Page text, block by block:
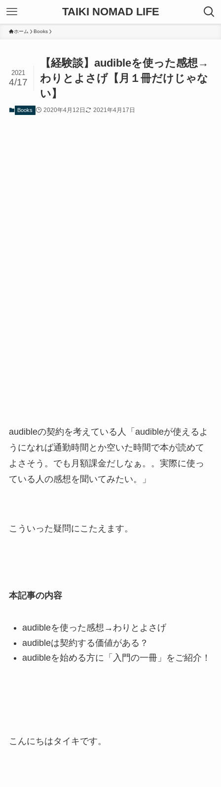
TAIKI NOMAD LIFE
ホーム Books
【経験談】audibleを使った感想→
わりとよさげ【月１冊だけじゃな
い】
2021
4/17
Books 2020年4月12日 2021年4月17日
audibleの契約を考えている人 「 audibleが使えるよ
うになれば通勤時間とか空いた時間で本が読めて
よさそう。でも月額課金だしなぁ。。実際に使っ
ている人の感想を聞いてみたい。
」
こういった疑問にこたえます。
本記事の内容
audibleを使った感想→わりとよさげ
audibleは契約する価値がある？
audibleを始める方に「入門の一冊」をご紹介！
こんにちはタイキです。